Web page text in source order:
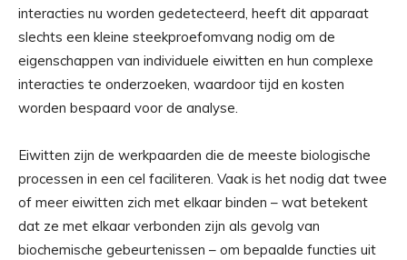
interacties nu worden gedetecteerd, heeft dit apparaat
slechts een kleine steekproefomvang nodig om de
eigenschappen van individuele eiwitten en hun complexe
interacties te onderzoeken, waardoor tijd en kosten
worden bespaard voor de analyse.
Eiwitten zijn de werkpaarden die de meeste biologische
processen in een cel faciliteren. Vaak is het nodig dat twee
of meer eiwitten zich met elkaar binden – wat betekent
dat ze met elkaar verbonden zijn als gevolg van
biochemische gebeurtenissen – om bepaalde functies uit